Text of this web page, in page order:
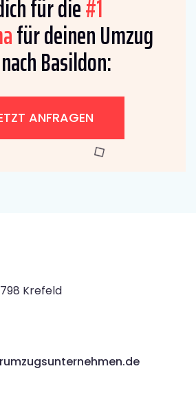
für die#1
für deinen Umzug
Basildon:
ANFRAGEN
Krefeld